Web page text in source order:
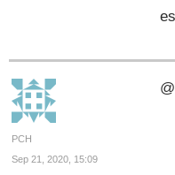
PCH
Sep 21, 2020, 15:09